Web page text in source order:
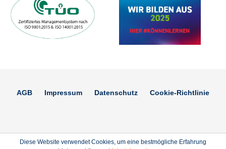
AGB Impressum Datenschutz Cookie-Richtlinie
Diese Website verwendet Cookies, um eine bestmögliche Erfahrung